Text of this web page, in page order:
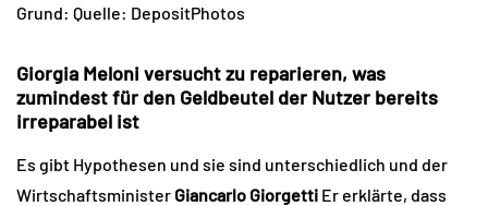
Grund: Quelle: DepositPhotos
Giorgia Meloni versucht zu reparieren, was
zumindest für den Geldbeutel der Nutzer bereits
irreparabel ist
Es gibt Hypothesen und sie sind unterschiedlich und der
Wirtschaftsminister Giancarlo Giorgetti Er erklärte, dass